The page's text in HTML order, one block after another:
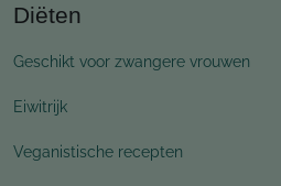
Diëten
Geschikt voor zwangere vrouwen
Eiwitrijk
Veganistische recepten